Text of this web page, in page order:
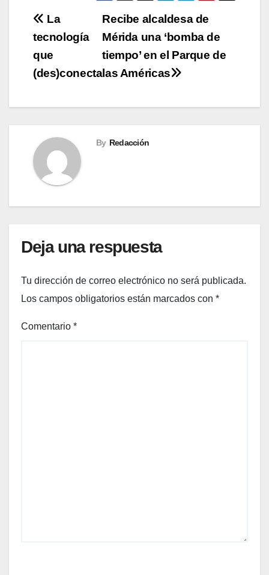
Navegación
de
entradas
Recibe alcaldesa de
Mérida una ‘bomba de
tiempo’ en el Parque de
las Américas
La
tecnología
que
(des)conecta
By Redacción
Deja una respuesta
Tu dirección de correo electrónico no será publicada.
Los campos obligatorios están marcados con *
Comentario *